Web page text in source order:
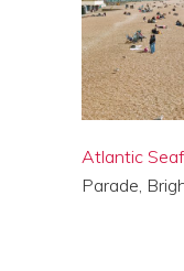
Atlantic
Parade,